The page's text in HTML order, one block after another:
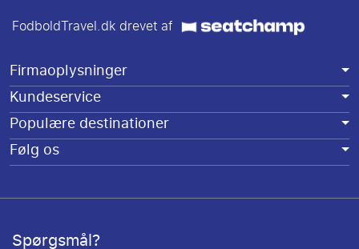
FodboldTravel.dk drevet af
Firmaoplysninger
Kundeservice
Populære destinationer
Følg os
Spørgsmål?